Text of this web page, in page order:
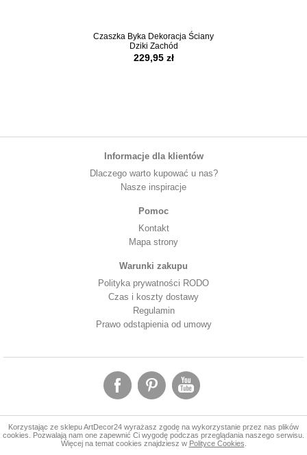
Czaszka Byka Dekoracja Ściany
Dziki Zachód
229,95 zł
Informacje dla klientów
Dlaczego warto kupować u nas?
Nasze inspiracje
Pomoc
Kontakt
Mapa strony
Warunki zakupu
Polityka prywatności RODO
Czas i koszty dostawy
Regulamin
Prawo odstąpienia od umowy
Korzystając ze sklepu ArtDecor24 wyrażasz zgodę na wykorzystanie przez nas plików
cookies. Pozwalają nam one zapewnić Ci wygodę podczas przeglądania naszego serwisu.
Więcej na temat cookies znajdziesz w Polityce Cookies